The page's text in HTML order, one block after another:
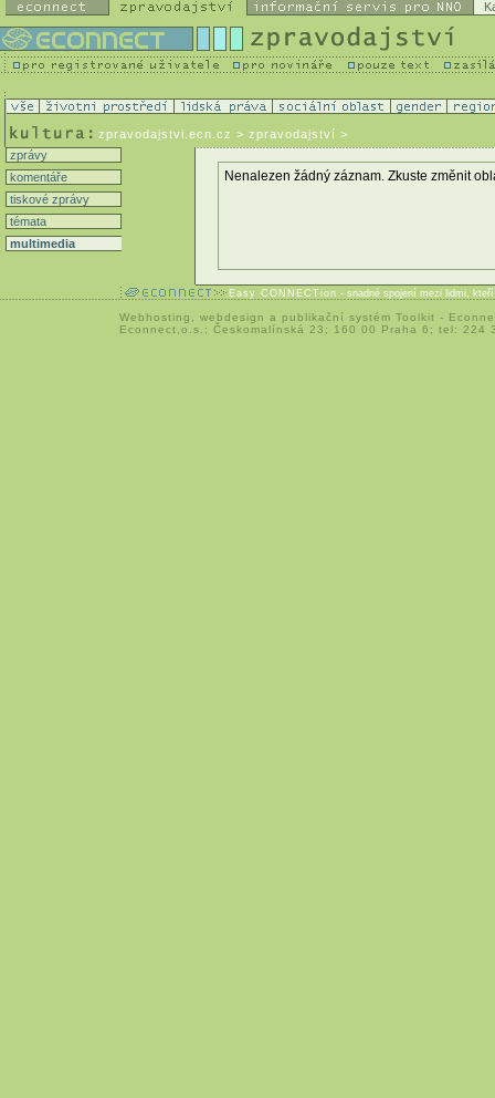
zpravodajstvi.ecn.cz > zpravodajství >
zprávy
komentáře
tiskové zprávy
témata
multimedia
Nenalezen žádný záznam. Zkuste změnit
Easy CONNECTion - snadné spojení mezi lidmi,
Webhosting webdesign a publikační systém Toolkit -
Econnect,o.s.; Českomalínská 23; 160 00 Praha 6; tel: 224